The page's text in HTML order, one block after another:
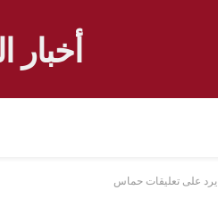
أخبار
على تعليقات حماس